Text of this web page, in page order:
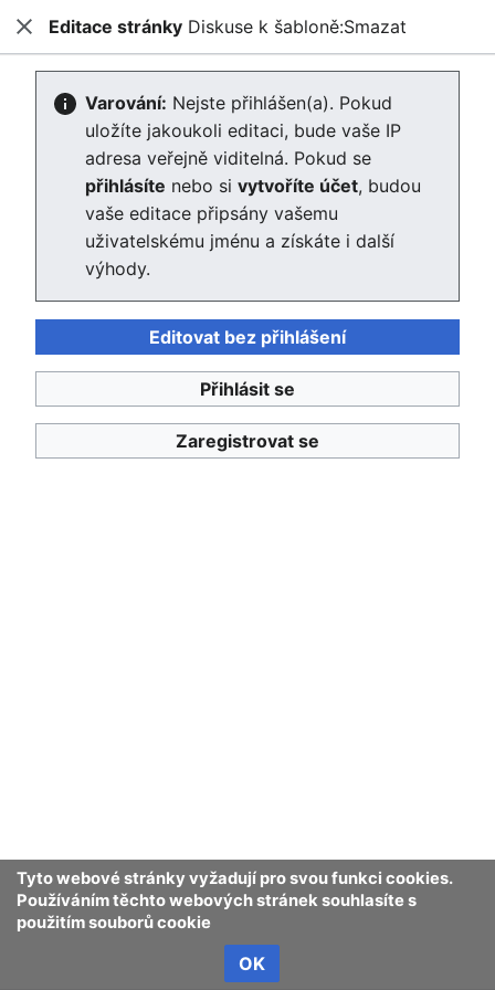
Enviwiki
Editace stránky Diskuse k
šabloně:Smazat
Editor se nyní načte. Pokud tuto zprávu stále vidíte po
několika sekundách, prosímobnovte stránku
Zpět na stránku „Smazat“.
Tyto webové stránky vyžadují pro svou funkci cookies.
Používáním těchto webových stránek souhlasíte s
použitím souborů cookie
OK
ZavřítEditace stránky Diskuse k šabloně:Smazat
Varování: Nejste přihlášen(a). Pokud
uložíte jakoukoli editaci, bude vaše IP
adresa veřejně viditelná. Pokud se
přihlásíte nebo si vytvoříte účet, budou
vaše editace připsány vašemu
uživatelskému jménu a získáte i další
výhody.
Editovat bez přihlášení
Přihlásit se
Zaregistrovat se